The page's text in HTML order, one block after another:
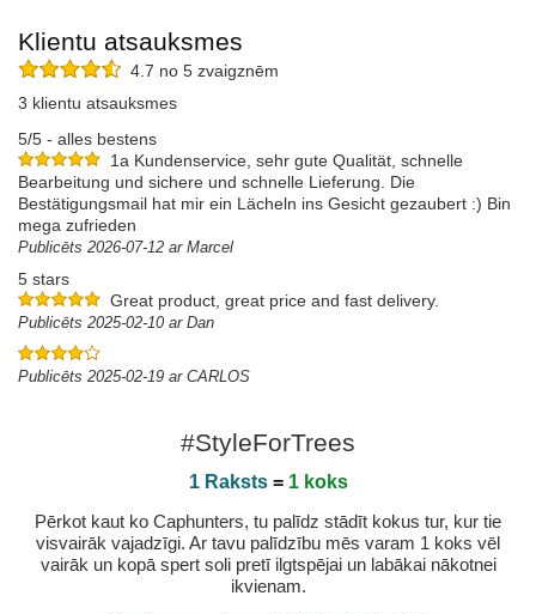
Klientu atsauksmes
4.7 no 5 zvaigznēm
3 klientu atsauksmes
5/5 - alles bestens
1a Kundenservice, sehr gute Qualität, schnelle
Bearbeitung und sichere und schnelle Lieferung. Die
Bestätigungsmail hat mir ein Lächeln ins Gesicht gezaubert :) Bin
mega zufrieden
Publicēts 2026-07-12 ar Marcel
5 stars
Great product, great price and fast delivery.
Publicēts 2025-02-10 ar Dan
Publicēts 2025-02-19 ar CARLOS
#StyleForTrees
1 Raksts= 1 koks
Pērkot kaut ko Caphunters, tu palīdz stādīt kokus tur, kur tie
visvairāk vajadzīgi. Ar tavu palīdzību mēs varam 1 koks vēl
vairāk un kopā spert soli pretī ilgtspējai un labākai nākotnei
ikvienam.